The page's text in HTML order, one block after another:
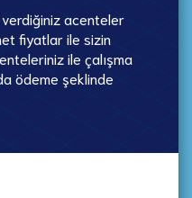
verdiğiniz acenteler
fiyatlar ile sizin
ile çalışma
ödeme şeklinde